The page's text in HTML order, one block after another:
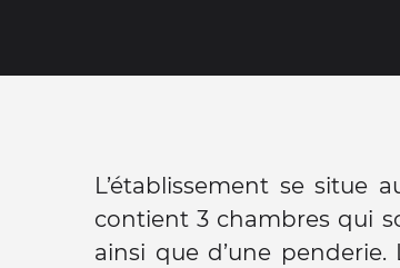
L’établissement se situe
contient 3 chambres qui
ainsi que d’une penderie.